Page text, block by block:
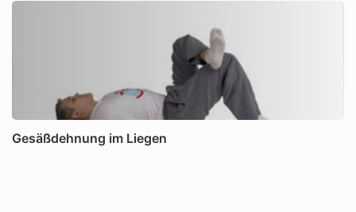
Gesäßdehnung im Liegen